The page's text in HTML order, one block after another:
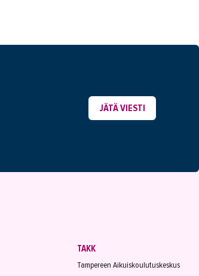
JÄTÄ VIESTI
TAKK
Tampereen Aikuiskoulutuskeskus